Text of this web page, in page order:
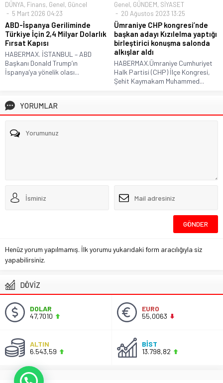
DÜNYA, Finans, Genel, Güncel
5 Mart 2026 04:23
ABD-İspanya Geriliminde
Türkiye İçin 2,4 Milyar Dolarlık
Fırsat Kapısı
HABERMAX. İSTANBUL – ABD
Başkanı Donald Trump’ın
İspanya’ya yönelik olası...
Genel, GÜNDEM, SİYASET
20 Ağustos 2023 13:25
Ümraniye CHP kongresi’nde
başkan adayı Kızılelma yaptığı
birleştirici konuşma salonda
alkışlar aldı
HABERMAX.Ümraniye Cumhuriyet
Halk Partisi (CHP) İlçe Kongresi,
Şehit Kaymakam Muhammed...
YORUMLAR
Henüz yorum yapılmamış. İlk yorumu yukarıdaki form aracılığıyla siz
yapabilirsiniz.
DÖVİZ
DOLAR
47,7010
EURO
55,0063
ALTIN
6.543,59
BİST
13.798,82